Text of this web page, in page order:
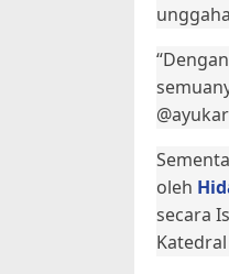
oleh
secara